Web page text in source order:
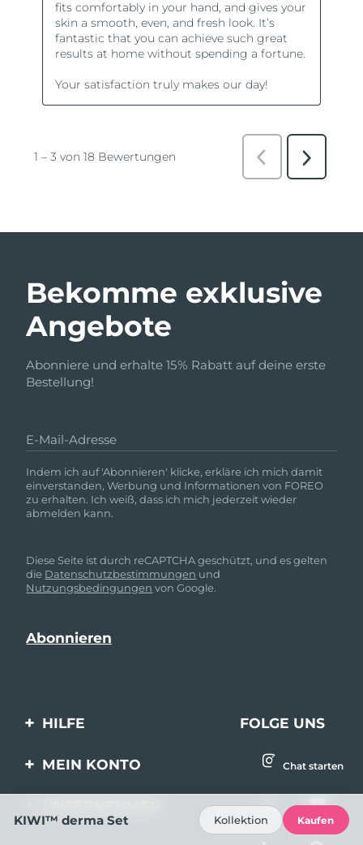
Bekomme exklusive
Angebote
Abonniere und erhalte 15% Rabatt auf deine erste
Bestellung!
E-Mail-Adresse
Indem ich auf 'Abonnieren' klicke, erkläre ich mich damit
einverstanden, Werbung und Informationen von FOREO
zu erhalten. Ich weiß, dass ich mich jederzeit wieder
abmelden kann.
Diese Seite ist durch reCAPTCHA geschützt, und es gelten
die Datenschutzbestimmungen und
Nutzungsbedingungen von Google.
HILFE
Kontaktiere uns
Garantie & Umtausch
FOLGE UNS
MEIN KONTO
Produkt registrieren
Unterstützung
Chat starten
KIWI™ derma Set Kollektion Kaufen